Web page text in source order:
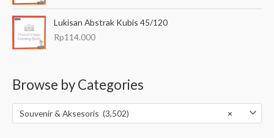
Lukisan Abstrak Kubis 45/120
Rp114.000
Browse by Categories
×
Souvenir & Aksesoris (3,502)